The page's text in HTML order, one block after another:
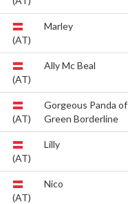
(AT)
Marley
(AT)
Ally Mc Beal
(AT)
Gorgeous Panda of
Green Borderline
(AT)
Lilly
(AT)
Nico